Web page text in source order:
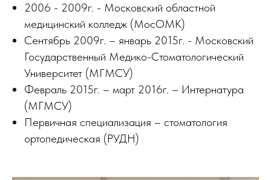
2006 - 2009г. - Московский областной
медицинский колледж (МосОМК)
Сентябрь 2009г. – январь 2015г. - Московский
Государственный Медико-Стоматологический
Университет (МГМСУ)
Февраль 2015г. – март 2016г. – Интернатура
(МГМСУ)
Первичная специализация – стоматология
ортопедическая (РУДН)